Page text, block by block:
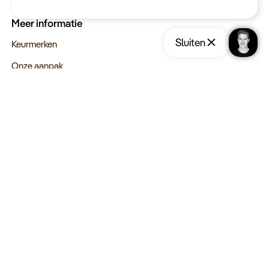
Sluiten
Meer informatie
Keurmerken
Onze aanpak